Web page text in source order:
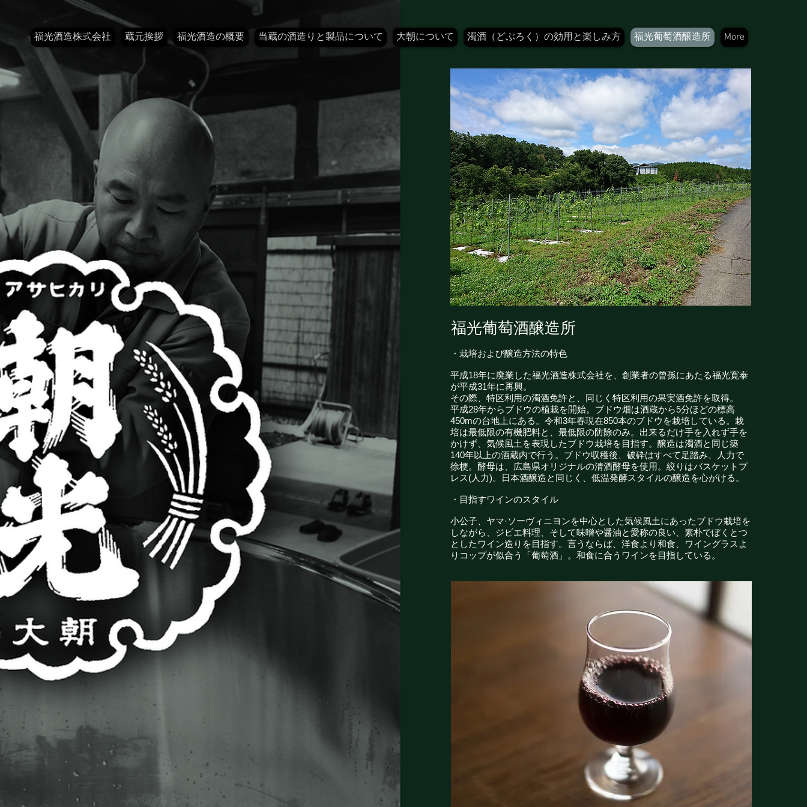
福光酒造株式会社 蔵元挨拶 福光酒造の概要 当蔵の酒造りと製品について 大朝について 濁酒（どぶろく）の効用と楽しみ方 福光葡萄酒醸造所 More
福光葡萄酒醸造所
・栽培および醸造方法の特色
平成18年に廃業した福光酒造株式会社を、創業者の曾孫にあたる福光寛泰
が平成31年に再興。
その際、特区利用の濁酒免許と、同じく特区利用の果実酒免許を取得。
平成28年からブドウの植栽を開始。ブドウ畑は酒蔵から5分ほどの標高
450mの台地上にある。令和3年春現在850本のブドウを栽培している。栽
培は最低限の有機肥料と、最低限の防除のみ。出来るだけ手を入れず手を
かけず、気候風土を表現したブドウ栽培を目指す。醸造は濁酒と同じ築
140年以上の酒蔵内で行う。ブドウ収穫後、破砕はすべて足踏み、人力で
徐梗。酵母は、広島県オリジナルの清酒酵母を使用。絞りはバスケットプ
レス(人力)。日本酒醸造と同じく、低温発酵スタイルの醸造を心がける。
・目指すワインのスタイル
小公子、ヤマ·ソーヴィニヨンを中心とした気候風土にあったブドウ栽培を
しながら、ジビエ料理、そして味噌や醤油と愛称の良い、素朴でぼくとつ
としたワイン造りを目指す。言うならば、洋食より和食、ワイングラスよ
りコップが似合う「葡萄酒」。和食に合うワインを目指している。